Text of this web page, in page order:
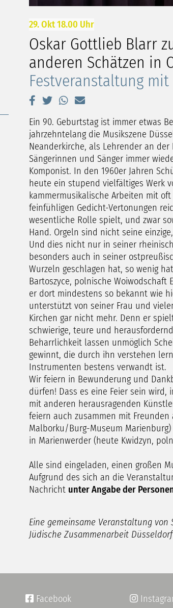
29. Okt 18.00 Uhr
Oskar Gottlieb Blarr
anderen Schätzen in
Festveranstaltung
Ein 90. Geburtstag ist immer etwas
jahrzehntelang die Musikszene
Neanderkirche, als Lehrender an
Sängerinnen und Sänger immer
Komponist. In den 1960er Jahren
heute ein stupend vielfältiges Werk
kammermusikalische Arbeiten mit
feinfühligen Gedicht-Vertonungen
wesentliche Rolle spielt, und zwar
Hand. Orgeln sind nicht seine
Und dies nicht nur in seiner
besonders auch in seiner
Wurzeln geschlagen hat, so wenig
Bartoszyce, polnische
er dort mindestens so bekannt wie
unterstützt von seiner Frau und
Kirchen gar nicht mehr. Denn er
schwierige, teure und
Beharrlichkeit lassen unmöglich
gewinnt, die durch ihn verstehen
Instrumenten bestens verwandt ist.
Wir feiern in Bewunderung und
dürfen! Dass es eine Feier sein
mit anderen herausragenden
feiern auch zusammen mit Freunden
Malborku/Burg-Museum
in Marienwerder (heute Kwidzyn,
Alle sind eingeladen, einen großen
Aufgrund des sich an die
Nachricht unter Angabe der
Eine gemeinsame Veranstaltung
Jüdische Zusammenarbeit
 Facebook 